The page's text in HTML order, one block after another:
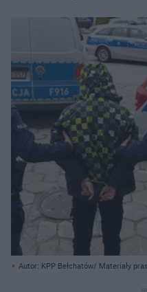
Autor: KPP Bełchatów/ Materiały